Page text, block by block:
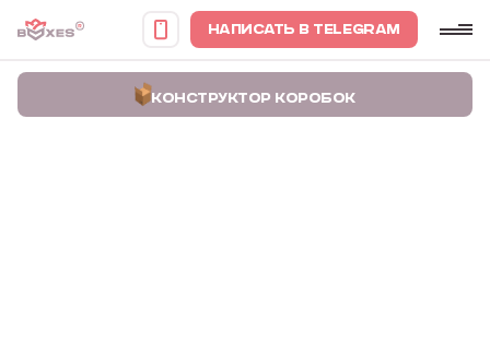
НАПИСАТЬ В TELEGRAM
КОНСТРУКТОР КОРОБОК